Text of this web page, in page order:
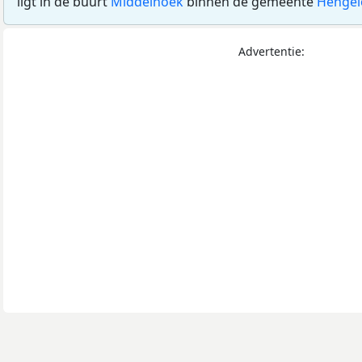
Advertentie: